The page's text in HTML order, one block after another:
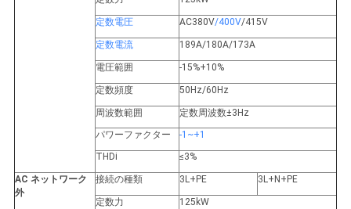
定数電圧 AC380V/400V/415V
定数電流 189A/180A/173A
電圧範囲 -15%+10%
定数頻度 50Hz/60Hz
周波数範囲
定数周波数±3Hz
パワーファクター
-1~+1
THDi
≤3%
AC ネットワーク
外
接続の種類 3L+PE 3L+N+PE
定数力 125kW